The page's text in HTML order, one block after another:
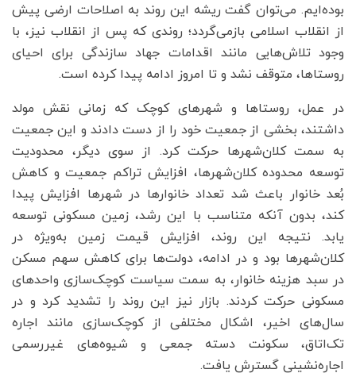
بوده‌ایم. می‌توان گفت ریشه این روند به اصلاحات ارضی پیش
از انقلاب اسلامی بازمی‌گردد؛ روندی که پس از انقلاب نیز، با
وجود تلاش‌هایی مانند اقدامات جهاد سازندگی برای احیای
روستاها، متوقف نشد و تا امروز ادامه پیدا کرده است.
در عمل، روستاها و شهرهای کوچک که زمانی نقش مولد
داشتند، بخشی از جمعیت خود را از دست دادند و این جمعیت
به سمت کلان‌شهرها حرکت کرد. از سوی دیگر، محدودیت
توسعه محدوده کلان‌شهرها، افزایش تراکم جمعیت و کاهش
بُعد خانوار باعث شد تعداد خانوارها در شهرها افزایش پیدا
کند، بدون آنکه متناسب با این رشد، زمین مسکونی توسعه
یابد. نتیجه این روند، افزایش قیمت زمین به‌ویژه در
کلان‌شهرها بود و در ادامه، دولت‌ها برای کاهش سهم مسکن
در سبد هزینه خانوار، به سمت سیاست کوچک‌سازی واحدهای
مسکونی حرکت کردند. بازار نیز این روند را تشدید کرد و در
سال‌های اخیر، اشکال مختلفی از کوچک‌سازی مانند اجاره
تک‌اتاق، سکونت دسته جمعی و شیوه‌های غیررسمی
اجاره‌نشینی گسترش یافت.